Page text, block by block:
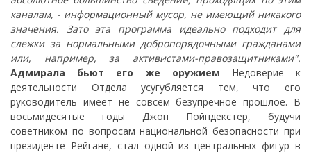
каналам, - информационный мусор, не имеющий никакого
значения. Зато эта программа идеально подходит для
слежки за нормальными добропорядочными гражданами
или, например, за активистами-правозащитниками".
Адмирала бьют его же оружием Недоверие к
деятельности Отдела усугубляется тем, что его
руководитель имеет не совсем безупречное прошлое. В
восьмидесятые годы Джон Пойндекстер, будучи
советником по вопросам национальной безопасности при
президенте Рейгане, стал одной из центральных фигур в